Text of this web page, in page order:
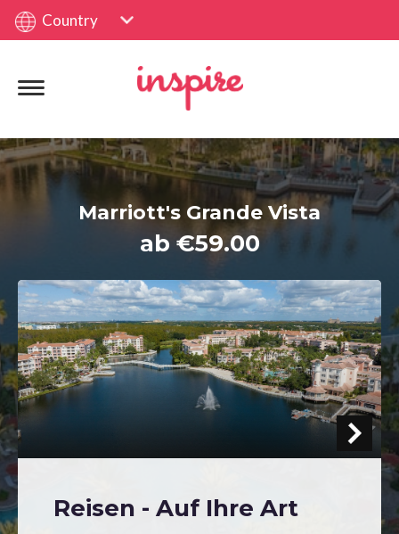
Country
Marriott's Grande Vista
ab €59.00
Reisen - Auf Ihre Art